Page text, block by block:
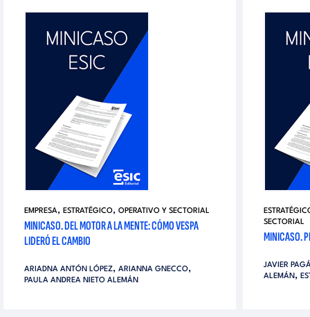
EMPRESA, ESTRATÉGICO, OPERATIVO Y SECTORIAL
MINICASO. DEL MOTOR A LA MENTE: CÓMO VESPA
LIDERÓ EL CAMBIO
ARIADNA ANTÓN LÓPEZ, ARIANNA GNECCO,
PAULA ANDREA NIETO ALEMÁN
SECTORIAL
MINICASO.
JAVIER
ALEMÁN,